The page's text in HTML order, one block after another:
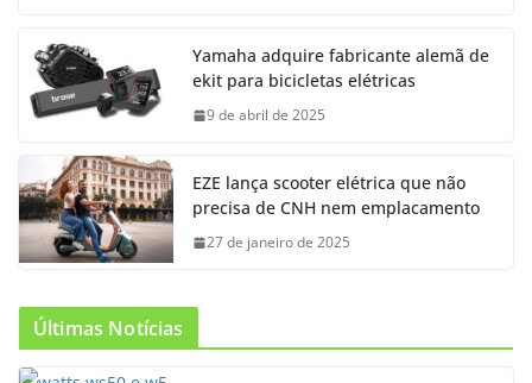
Yamaha adquire fabricante alemã de
ekit para bicicletas elétricas
9 de abril de 2025
EZE lança scooter elétrica que não
precisa de CNH nem emplacamento
27 de janeiro de 2025
Últimas Notícias